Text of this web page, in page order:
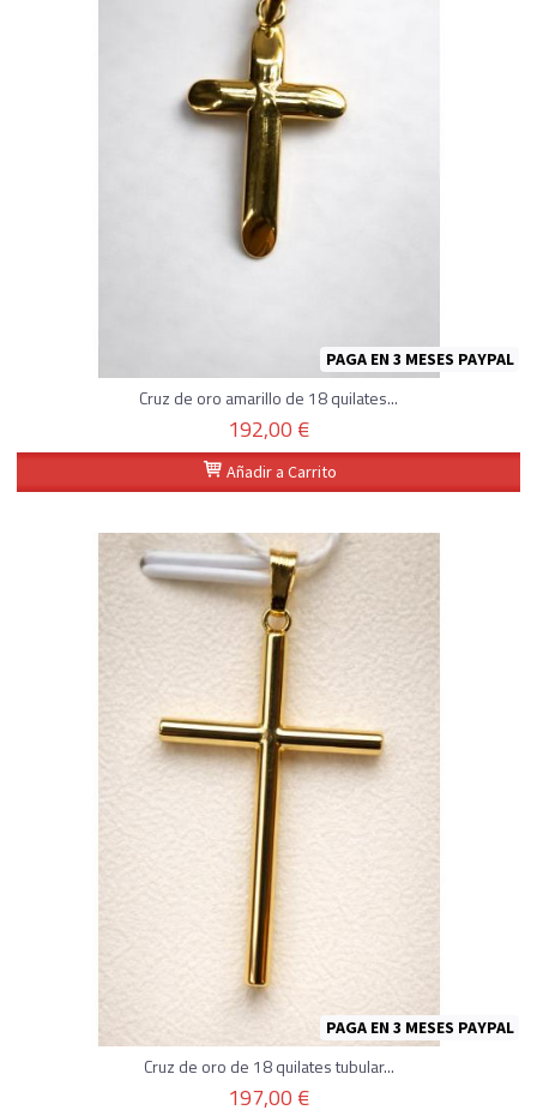
PAGA EN 3 MESES PAYPAL
Cruz de oro amarillo de 18 quilates...
192,00 €
Añadir a Carrito
PAGA EN 3 MESES PAYPAL
Cruz de oro de 18 quilates tubular...
197,00 €